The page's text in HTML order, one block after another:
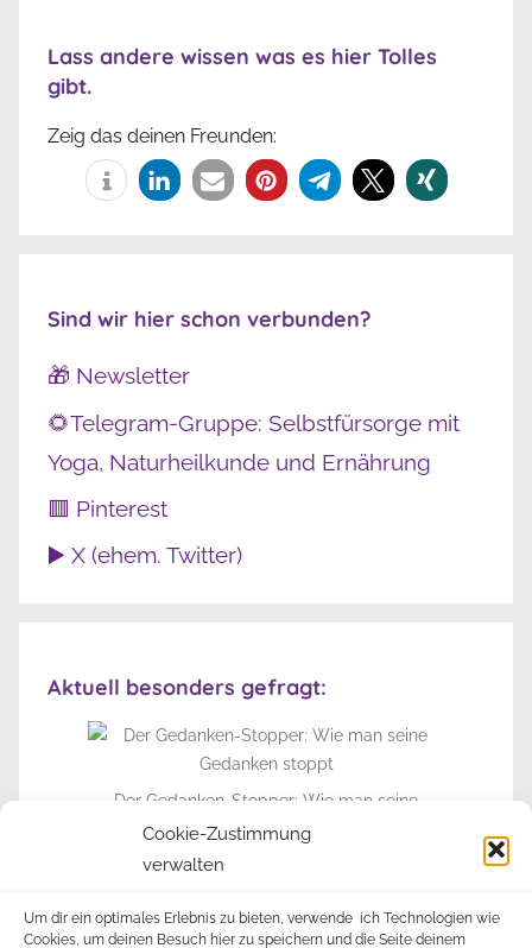
Cookie-Zustimmung
verwalten
Um dir ein optimales Erlebnis zu bieten, verwende ich Technologien wie
Cookies, um deinen Besuch hier zu speichern und die Seite deinem
Lass andere wissen was es hier Tolles
gibt.
Zeig das deinen Freunden:
Sind wir hier schon verbunden?
🎁 Newsletter
🌻Telegram-Gruppe: Selbstfürsorge mit
Yoga, Naturheilkunde und Ernährung
🟥 Pinterest
▶️ X (ehem. Twitter)
Aktuell besonders gefragt:
Der Gedanken-Stopper: Wie man seine
Gedanken stoppt
► Zur Info-Seite